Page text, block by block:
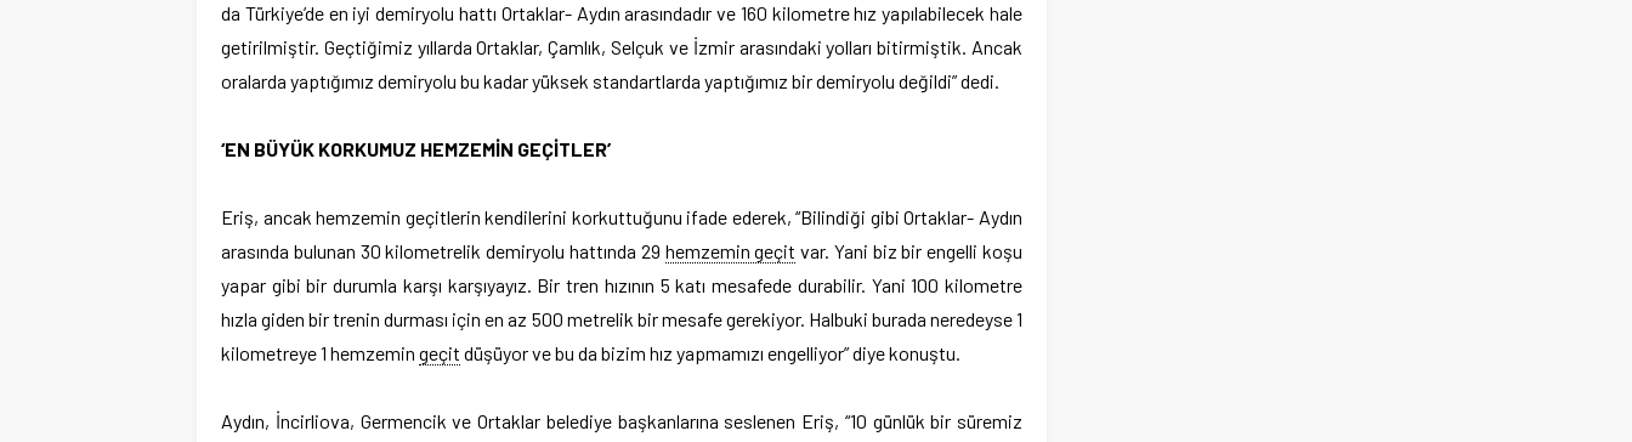
da Türkiye’de en iyi demiryolu hattı Ortaklar- Aydın arasındadır ve 160 kilometre hız yapılabilecek hale
getirilmiştir. Geçtiğimiz yıllarda Ortaklar, Çamlık, Selçuk ve İzmir arasındaki yolları bitirmiştik. Ancak
oralarda yaptığımız demiryolu bu kadar yüksek standartlarda yaptığımız bir demiryolu değildi” dedi.
‘EN BÜYÜK KORKUMUZ HEMZEMİN GEÇİTLER’
Eriş, ancak hemzemin geçitlerin kendilerini korkuttuğunu ifade ederek, “Bilindiği gibi Ortaklar- Aydın
arasında bulunan 30 kilometrelik demiryolu hattında 29 hemzemin geçit var. Yani biz bir engelli koşu
yapar gibi bir durumla karşı karşıyayız. Bir tren hızının 5 katı mesafede durabilir. Yani 100 kilometre
hızla giden bir trenin durması için en az 500 metrelik bir mesafe gerekiyor. Halbuki burada neredeyse 1
kilometreye 1 hemzemin geçit düşüyor ve bu da bizim hız yapmamızı engelliyor” diye konuştu.
Aydın, İncirliova, Germencik ve Ortaklar belediye başkanlarına seslenen Eriş, “10 günlük bir süremiz